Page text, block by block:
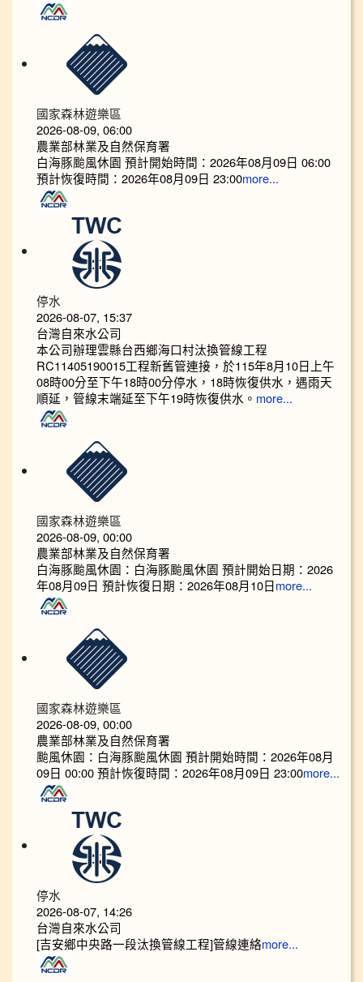
國家森林遊樂區
2026-08-09, 06:00
農業部林業及自然保育署
白海豚颱風休園 預計開始時間：2026年08月09日 06:00
預計恢復時間：2026年08月09日 23:00more...
停水
2026-08-07, 15:37
台灣自來水公司
本公司辦理雲縣台西鄉海口村汰換管線工程
RC11405190015工程新舊管連接，於115年8月10日上午
08時00分至下午18時00分停水，18時恢復供水，遇雨天
順延，管線末端延至下午19時恢復供水。 more...
國家森林遊樂區
2026-08-09, 00:00
農業部林業及自然保育署
白海豚颱風休園：白海豚颱風休園 預計開始日期：2026
年08月09日 預計恢復日期：2026年08月10日 more...
國家森林遊樂區
2026-08-09, 00:00
農業部林業及自然保育署
颱風休園：白海豚颱風休園 預計開始時間：2026年08月
09日 00:00 預計恢復時間：2026年08月09日 23:00more...
停水
2026-08-07, 14:26
台灣自來水公司
[吉安鄉中央路一段汰換管線工程]管線連絡more...